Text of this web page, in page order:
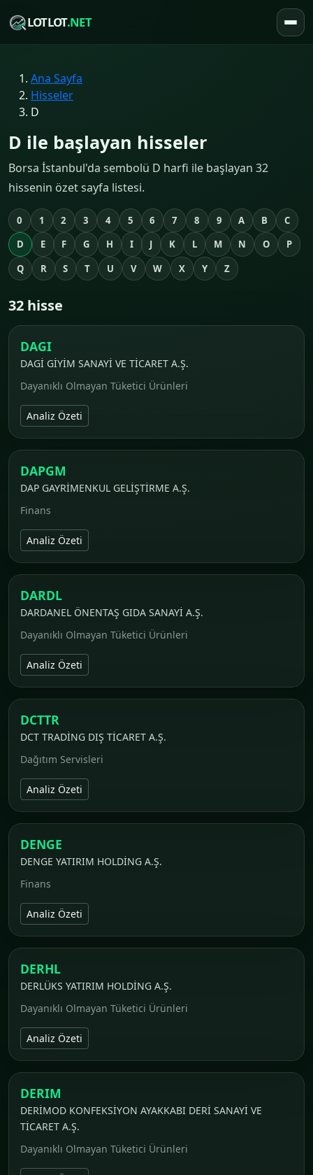
LOTLOT.NET
Ana Sayfa
Hisseler
D
D ile başlayan hisseler
Borsa İstanbul'da sembolü D harfi ile başlayan 32
hissenin özet sayfa listesi.
0 1 2 3 4 5 6 7 8 9 A B
C
D
E F G H I J K L M N O
P
Q
R S T U V W X Y Z
32 hisse
DAGI
DAGİ GİYİM SANAYİ VE TİCARET A.Ş.
Dayanıklı Olmayan Tüketici Ürünleri
Analiz Özeti
DAPGM
DAP GAYRİMENKUL GELİŞTİRME A.Ş.
Finans
Analiz Özeti
DARDL
DARDANEL ÖNENTAŞ GIDA SANAYİ A.Ş.
Dayanıklı Olmayan Tüketici Ürünleri
Analiz Özeti
DCTTR
DCT TRADİNG DIŞ TİCARET A.Ş.
Dağıtım Servisleri
Analiz Özeti
DENGE
DENGE YATIRIM HOLDİNG A.Ş.
Finans
Analiz Özeti
DERHL
DERLÜKS YATIRIM HOLDİNG A.Ş.
Dayanıklı Olmayan Tüketici Ürünleri
Analiz Özeti
DERIM
DERİMOD KONFEKSİYON AYAKKABI DERİ SANAYİ VE
TİCARET A.Ş.
Dayanıklı Olmayan Tüketici Ürünleri